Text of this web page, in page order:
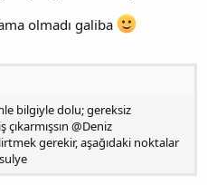
olmadı galiba
bilgiyle dolu; gereksiz
@Deniz
gerekir, aşağıdaki noktalar